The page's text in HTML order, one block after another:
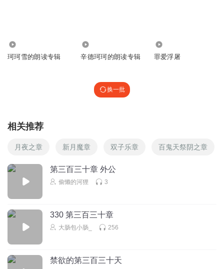
珂珂雪的朗读专辑 辛德珂珂的朗读专辑 罪爱浮屠
换一批
相关推荐
月夜之章 新月魔章 双子乐章 百鬼天祭阴之章
第三百三十章 外公
偷懒的河狸 3
330 第三百三十章
大肠包小肠_ 256
禁欲的第三百三十天